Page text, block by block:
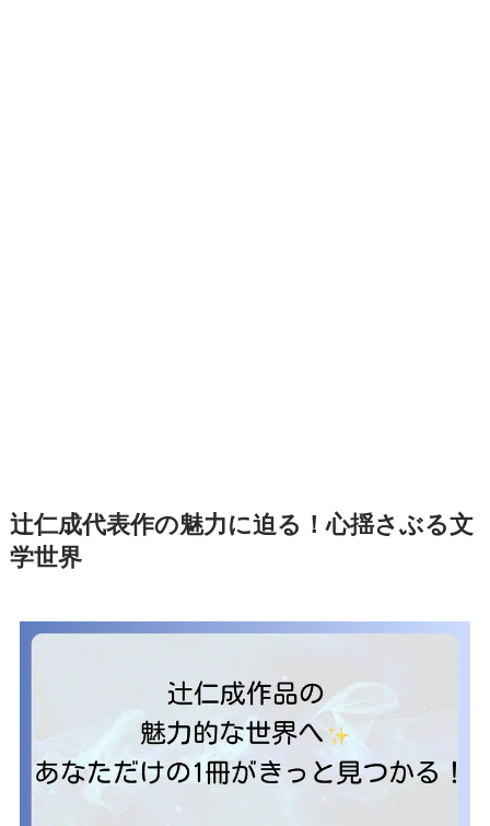
辻仁成代表作の魅力に迫る！心揺さぶる文
学世界